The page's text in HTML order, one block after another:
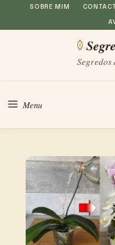
Saltar
para
SOBRE MIM
Menu